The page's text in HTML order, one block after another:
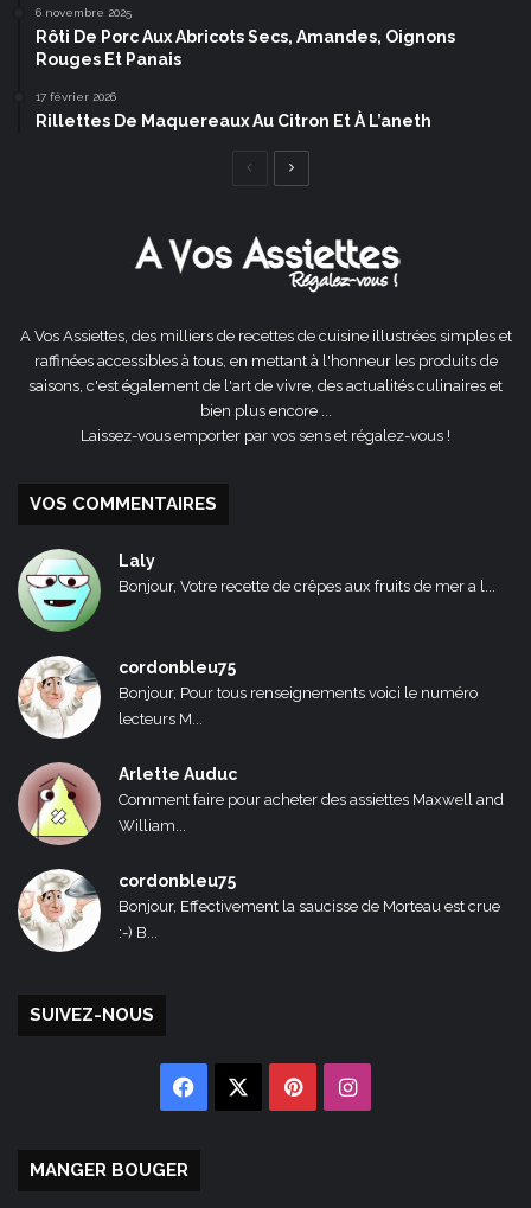
6 novembre 2025
Rôti De Porc Aux Abricots Secs, Amandes, Oignons
Rouges Et Panais
17 février 2026
Rillettes De Maquereaux Au Citron Et À L’aneth
Page
A Vos Assiettes, des milliers de recettes de cuisine illustrées simples et
raffinées accessibles à tous, en mettant à l'honneur les produits de
saisons, c'est également de l'art de vivre, des actualités culinaires et
bien plus encore ...
Laissez-vous emporter par vos sens et régalez-vous !
VOS COMMENTAIRES
Laly
Bonjour, Votre recette de crêpes aux fruits de mer a l...
cordonbleu75
Bonjour, Pour tous renseignements voici le numéro
lecteurs M...
Arlette Auduc
Comment faire pour acheter des assiettes Maxwell and
William...
cordonbleu75
Bonjour, Effectivement la saucisse de Morteau est crue
:-) B...
SUIVEZ-NOUS
Facebook PinterestInstagram
MANGER BOUGER